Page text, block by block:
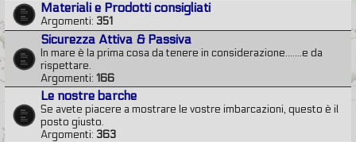
Materiali e Prodotti consigliati
Argomenti: 351
Sicurezza Attiva & Passiva
In mare è la prima cosa da tenere in considerazione.......e da
rispettare.
Argomenti: 166
Le nostre barche
Se avete piacere a mostrare le vostre imbarcazioni, questo è il
posto giusto.
Argomenti: 363